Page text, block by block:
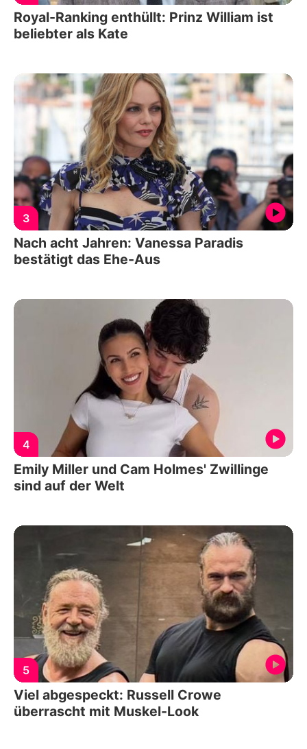
Royal-Ranking enthüllt: Prinz William ist
beliebter als Kate
3
Nach acht Jahren: Vanessa Paradis
bestätigt das Ehe-Aus
4
Emily Miller und Cam Holmes' Zwillinge
sind auf der Welt
5
Viel abgespeckt: Russell Crowe
überrascht mit Muskel-Look